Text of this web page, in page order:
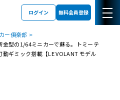
ログイン 無料会員登録
ー俱楽部
型の1/64ミニカーで蘇る。トミーテ
ギミック搭載【LE VOLANT モデル